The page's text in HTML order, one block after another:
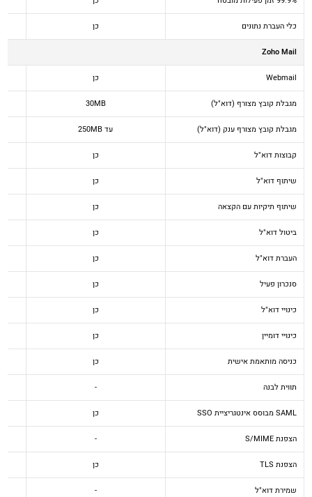
כלי העברת נתונים כן
Zoho Mail
Webmail כן
מגבלת קובץ מצורף (דוא"ל) 30MB
מגבלת קובץ מצורף ענק (דוא"ל) עד 250MB
קבוצות דוא"ל כן
שיתוף דוא"ל כן
שיתוף תיקיות עם הקצאה כן
ביטול דוא"ל כן
העברת דוא"ל כן
סנכרון פעיל כן
כינויי דוא"ל כן
כינויי דומיין כן
כניסה מותאמת אישית כן
תווית לבנה -
SAML מבוסס אינטגריציית SSO כן
הצפנת S/MIME -
הצפנת TLS כן
שמירת דוא"ל -